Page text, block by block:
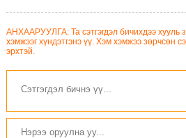
АНХААРУУЛГА: Та сэтгэгдэл бичихдээ хууль
хэмжээг хүндэтгэнэ үү. Хэм хэмжээ зөрчсөн
эрхтэй.